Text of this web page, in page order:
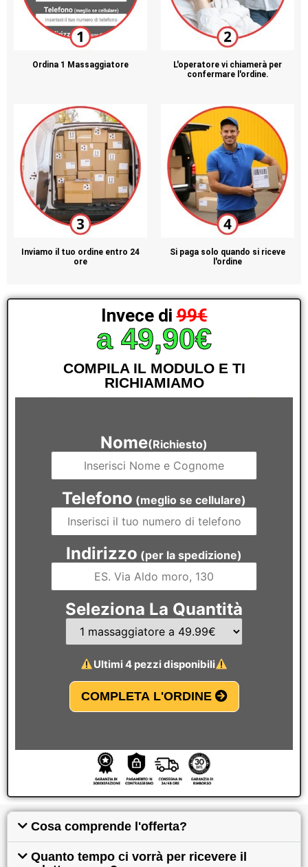
Ordina 1 Massaggiatore
L'operatore vi chiamerà per
confermare l'ordine.
Inviamo il tuo ordine entro 24
ore
Si paga solo quando si riceve
l'ordine
Invece di99€
a 49,90€
COMPILA IL MODULO E TI
RICHIAMIAMO
Nome(Richiesto)
Telefono (meglio se cellulare)
Indirizzo (per la spedizione)
Seleziona La Quantità
Ultimi 4 pezzi disponibili
COMPLETA L'ORDINE
Cosa comprende l'offerta?
Quanto tempo ci vorrà per ricevere il